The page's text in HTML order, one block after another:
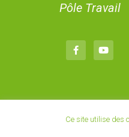
Pôle Travail
© Tous droits réservés
Ce site utilise des